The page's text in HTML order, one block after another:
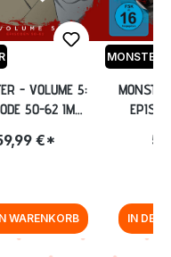
- VOLUME 5:
50-62 IM
€*
WARENKORB
MONSTER
IN DEN